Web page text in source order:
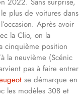
plus de voitures dans
Après avoir
la Clio, on la
cinquième position
la neuvième (Scénic
pas à faire entrer
se démarque en
les modèles 308 et